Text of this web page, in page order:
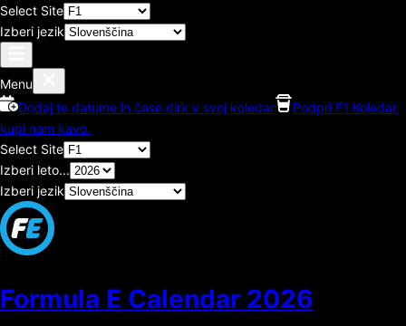
Select Site
Izberi jezik
Menu
Dodaj te datume in čase dirk v svoj koledar
Podpri F1 Koledar,
kupi nam kavo.
Select Site
Izberi leto...
Izberi jezik
Formula E Calendar 2026